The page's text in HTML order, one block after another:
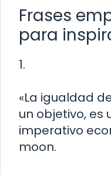
Frases
para
1.
«La igualdad
un objetivo, es
imperativo
moon.